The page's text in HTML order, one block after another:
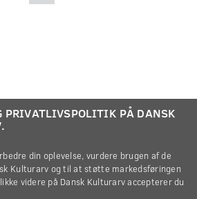
PRIVATLIVSPOLITIK PÅ DANSK
din oplevelse, vurdere brugen af de
Kulturarv og til at støtte markedsføringen
videre på Dansk Kulturarv accepterer du